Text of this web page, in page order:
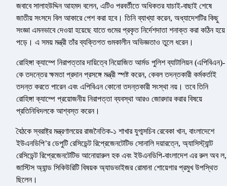
জবাবে সালাহউদ্দিন আহমদ বলেন, এটিও পরবর্তীতে অধিকতর যাচাই-বাছাই শেষে
জাতীয় সংসদে বিল আকারে পেশ করা হবে। তিনি ব্যাখ্যা করেন, অধ্যাদেশটির কিছু
সংজ্ঞা এমনভাবে দেওয়া হয়েছে যাতে গুমের প্রকৃত নির্দেশদাতা শনাক্ত করা কঠিন হয়ে
পড়ে। এ সময় মন্ত্রী তাঁর ব্যক্তিগত গুমকালীন অভিজ্ঞতাও তুলে ধরেন।
রোহিঙ্গা ক্যাম্পে নিরাপত্তার দায়িত্বে নিয়োজিত আর্মড পুলিশ ব্যাটালিয়ন (এপিবিএন)-
কে তদন্তের ক্ষমতা প্রদান প্রসঙ্গে মন্ত্রী স্পষ্ট করেন, কেবল তদন্তকারী কর্মকর্তাই
তদন্ত করতে পারেন এবং এপিবিএন কোনো তদন্তকারী সংস্থা নয়। তবে তিনি
রোহিঙ্গা ক্যাম্পে প্রয়োজনীয় নিরাপত্তা ব্যবস্থা আরও জোরদার করার বিষয়ে
প্রতিনিধিদলকে আশ্বস্ত করেন।
বৈঠকে স্বরাষ্ট্র মন্ত্রণালয়ের রাজনৈতিক-১ শাখার যুগ্মসচিব রেবেকা খান, বাংলাদেশে
ইউএনডিপি’র ডেপুটি রেসিডেন্ট রিপ্রেজেনটেটিভ সোনালি দয়ারত্নে, অ্যাসিস্ট্যান্ট
রেসিডেন্ট রিপ্রেজেনটেটিভ আনোয়ারুল হক এবং ইউএনডিপি-বাংলাদেশ এর রুল অব ল,
জাস্টিস অ্যান্ড সিকিউরিটি বিষয়ক অ্যাডভাইজর রোমানা শোয়েগার প্রমুখ উপস্থিত
ছিলেন।